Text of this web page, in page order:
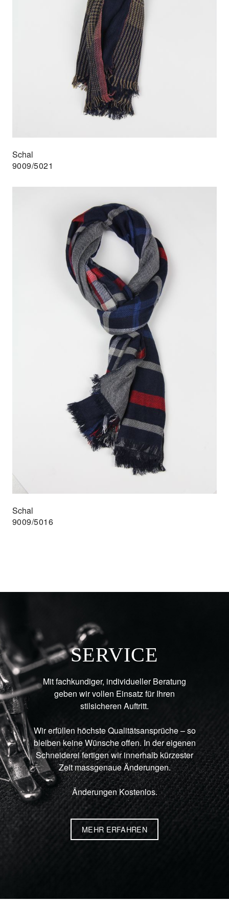
Schal
9009/5021
Schal
9009/5016
SERVICE
Mit fachkundiger, individueller Beratung
geben wir vollen Einsatz für Ihren
stilsicheren Auftritt.
Wir erfüllen höchste Qualitätsansprüche – so
bleiben keine Wünsche offen. In der eigenen
Schneiderei fertigen wir innerhalb kürzester
Zeit massgenaue Änderungen.
Änderungen Kostenlos.
MEHR ERFAHREN